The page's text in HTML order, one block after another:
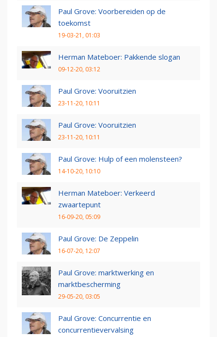
Paul Grove: Voorbereiden op de
toekomst
19-03-21, 01:03
Herman Mateboer: Pakkende slogan
09-12-20, 03:12
Paul Grove: Vooruitzien
23-11-20, 10:11
Paul Grove: Vooruitzien
23-11-20, 10:11
Paul Grove: Hulp of een molensteen?
14-10-20, 10:10
Herman Mateboer: Verkeerd
zwaartepunt
16-09-20, 05:09
Paul Grove: De Zeppelin
16-07-20, 12:07
Paul Grove: marktwerking en
marktbescherming
29-05-20, 03:05
Paul Grove: Concurrentie en
concurrentievervalsing